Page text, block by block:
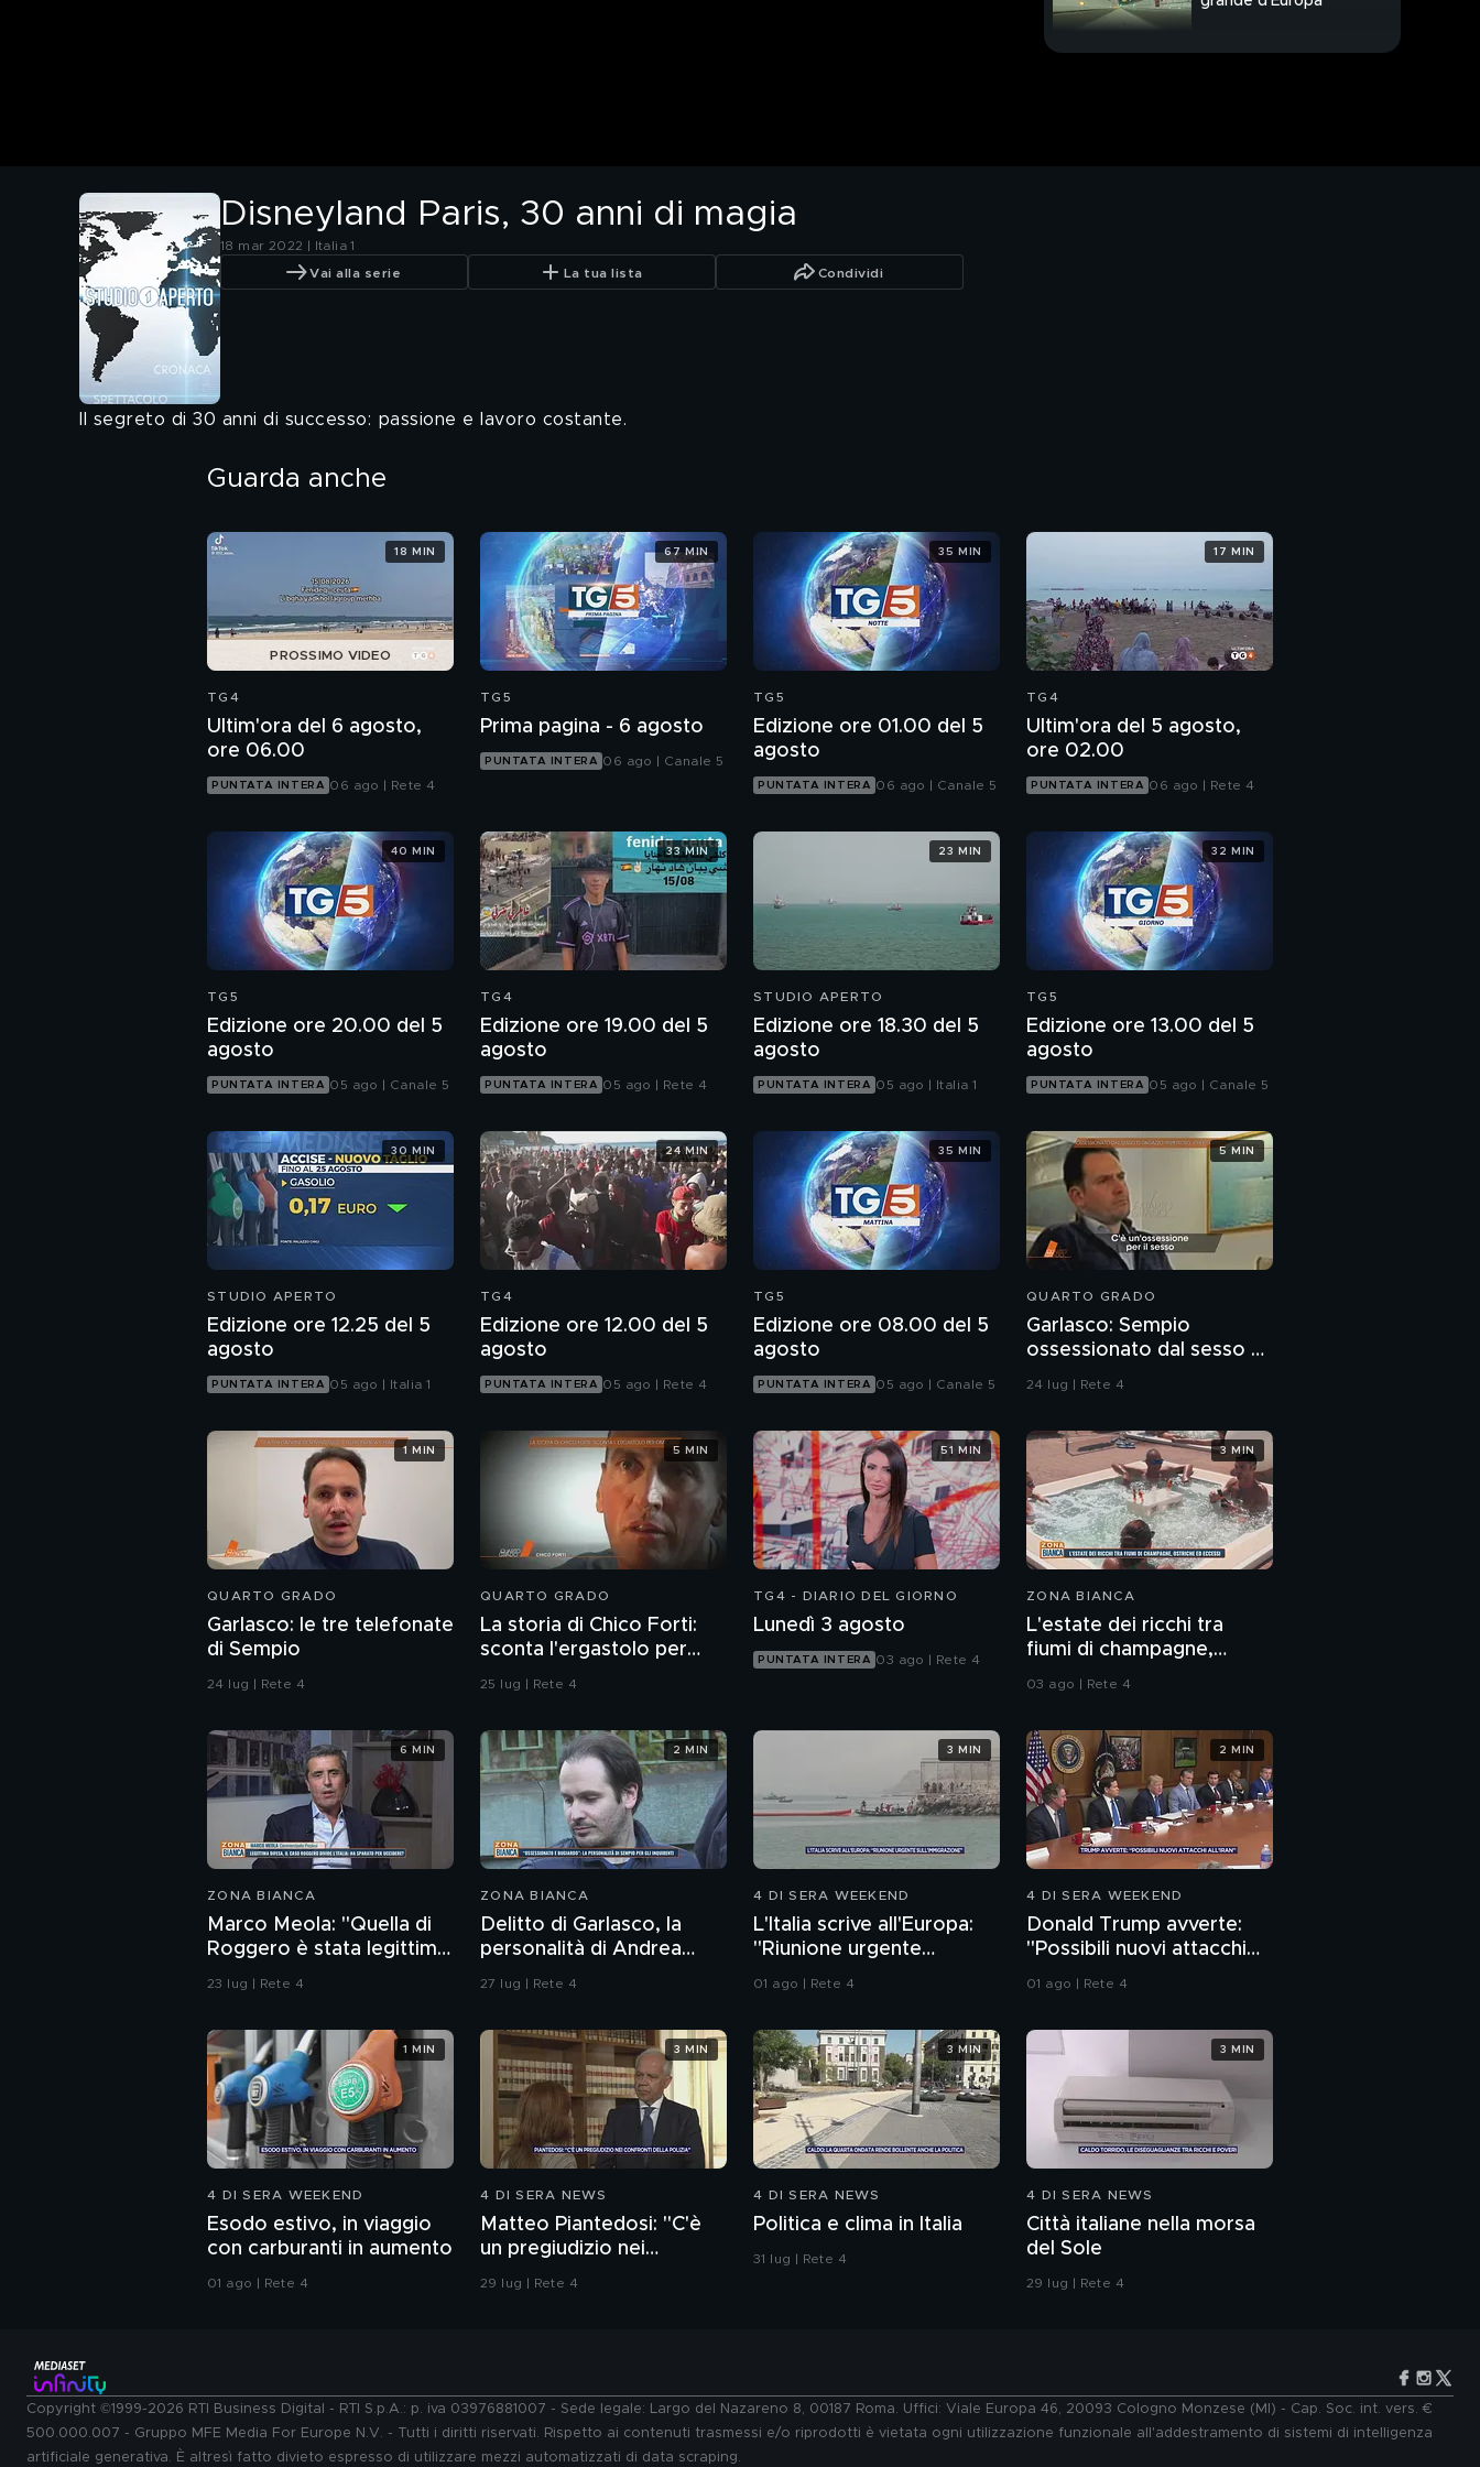
Disneyland Paris, 30 anni di magia
18 mar 2022 | Italia 1
Vai alla serie La tua lista Condividi
Il segreto di 30 anni di successo: passione e lavoro costante.
Guarda anche
PROSSIMO VIDEO
TG4
Ultim'ora del 6 agosto,
ore 06.00
PUNTATA INTERA 06 ago | Rete 4
18 MIN
TG5
Prima pagina - 6 agosto
PUNTATA INTERA 06 ago | Canale 5
67 MIN
TG5
Edizione ore 01.00 del 5
agosto
PUNTATA INTERA 06 ago | Canale 5
35 MIN
TG4
Ultim'ora del 5 agosto,
ore 02.00
PUNTATA INTERA 06 ago | Rete 4
17 MIN
TG5
Edizione ore 20.00 del 5
agosto
PUNTATA INTERA 05 ago | Canale 5
40 MIN
TG4
Edizione ore 19.00 del 5
agosto
PUNTATA INTERA 05 ago | Rete 4
33 MIN
STUDIO APERTO
Edizione ore 18.30 del 5
agosto
PUNTATA INTERA 05 ago | Italia 1
23 MIN
TG5
Edizione ore 13.00 del 5
agosto
PUNTATA INTERA 05 ago | Canale 5
32 MIN
STUDIO APERTO
Edizione ore 12.25 del 5
agosto
PUNTATA INTERA 05 ago | Italia 1
30 MIN
TG4
Edizione ore 12.00 del 5
agosto
PUNTATA INTERA 05 ago | Rete 4
24 MIN
TG5
Edizione ore 08.00 del 5
agosto
PUNTATA INTERA 05 ago | Canale 5
35 MIN
QUARTO GRADO
Garlasco: Sempio
ossessionato dal sesso o
ragazzo rispettoso?
24 lug | Rete 4
5 MIN
QUARTO GRADO
Garlasco: le tre telefonate
di Sempio
24 lug | Rete 4
1 MIN
QUARTO GRADO
La storia di Chico Forti:
sconta l'ergastolo per
omicidio
25 lug | Rete 4
5 MIN
TG4 - DIARIO DEL GIORNO
Lunedì 3 agosto
PUNTATA INTERA 03 ago | Rete 4
51 MIN
ZONA BIANCA
L'estate dei ricchi tra
fiumi di champagne,
ostriche ed eccessi
03 ago | Rete 4
3 MIN
ZONA BIANCA
Marco Meola: "Quella di
Roggero è stata legittima
difesa"
23 lug | Rete 4
6 MIN
ZONA BIANCA
Delitto di Garlasco, la
personalità di Andrea
Sempio per gli inquirenti:
27 lug | Rete 4
2 MIN
4 DI SERA WEEKEND
L'Italia scrive all'Europa:
"Riunione urgente
sull'immigrazione"
01 ago | Rete 4
3 MIN
4 DI SERA WEEKEND
Donald Trump avverte:
"Possibili nuovi attacchi
all'Iran"
01 ago | Rete 4
2 MIN
4 DI SERA WEEKEND
Esodo estivo, in viaggio
con carburanti in aumento
01 ago | Rete 4
1 MIN
4 DI SERA NEWS
Matteo Piantedosi: "C'è
un pregiudizio nei
confronti della polizia"
29 lug | Rete 4
3 MIN
4 DI SERA NEWS
Politica e clima in Italia
31 lug | Rete 4
3 MIN
4 DI SERA NEWS
Città italiane nella morsa
del Sole
29 lug | Rete 4
3 MIN
Copyright ©1999-2026 RTI Business Digital - RTI S.p.A.: p. iva 03976881007 - Sede legale: Largo del Nazareno 8, 00187 Roma. Uffici: Viale Europa 46, 20093 Cologno Monzese (MI) - Cap. Soc. int. vers. €
500.000.007 - Gruppo MFE Media For Europe N.V. - Tutti i diritti riservati. Rispetto ai contenuti trasmessi e/o riprodotti è vietata ogni utilizzazione funzionale all'addestramento di sistemi di intelligenza
artificiale generativa. È altresì fatto divieto espresso di utilizzare mezzi automatizzati di data scraping.